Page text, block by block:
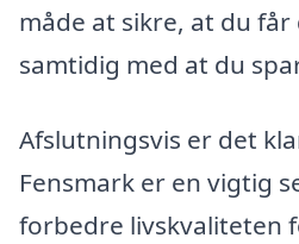
måde at sikre, at du
samtidig med at du
Afslutningsvis er det
Fensmark er en vigtig
forbedre livskvaliteten